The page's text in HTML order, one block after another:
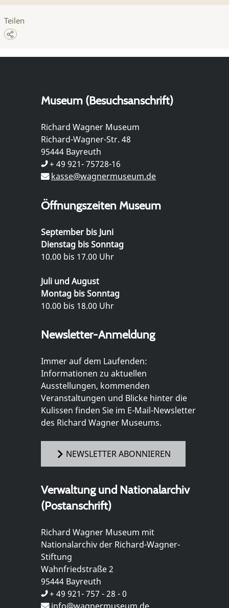
Teilen
Museum (Besuchsanschrift)
Richard Wagner Museum
Richard-Wagner-Str. 48
95444 Bayreuth
+ 49 921- 75728-16
kasse@wagnermuseum.de
Öffnungszeiten Museum
September bis Juni
Dienstag bis Sonntag
10.00 bis 17.00 Uhr
Juli und August
Montag bis Sonntag
10.00 bis 18.00 Uhr
Newsletter-Anmeldung
Immer auf dem Laufenden:
Informationen zu aktuellen
Ausstellungen, kommenden
Veranstaltungen und Blicke hinter die
Kulissen finden Sie im E-Mail-Newsletter
des Richard Wagner Museums.
NEWSLETTER ABONNIEREN
Verwaltung und Nationalarchiv
(Postanschrift)
Richard Wagner Museum mit
Nationalarchiv der Richard-Wagner-
Stiftung
Wahnfriedstraße 2
95444 Bayreuth
+ 49 921- 757 - 28 - 0